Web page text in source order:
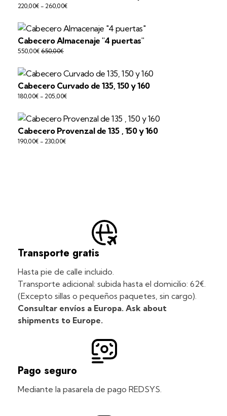
220,00€ - 260,00€
Cabecero Almacenaje "4 puertas"
550,00€ 650,00€
Cabecero Curvado de 135, 150 y 160
180,00€ - 205,00€
Cabecero Provenzal de 135 , 150 y 160
190,00€ - 230,00€
Transporte gratis
Hasta pie de calle incluido.
Transporte adicional: subida hasta el domicilio: 62€.
(Excepto sillas o pequeños paquetes, sin cargo).
Consultar envíos a Europa. Ask about
shipments to Europe.
Pago seguro
Mediante la pasarela de pago REDSYS.